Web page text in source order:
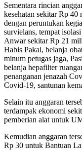
Sementara rincian
kesehatan sekitar Rp
dengan peruntukan
survielans, tempat
Anwar sekitar Rp 21
Habis Pakai, belanja
minum petugas jaga,
belanja hepafilter
penanganan jenazah
Covid-19, santunan
Selain itu anggaran
terdampak ekonomi
pemberian alat untuk
Kemudian anggaran
Rp 30 untuk Bantuan